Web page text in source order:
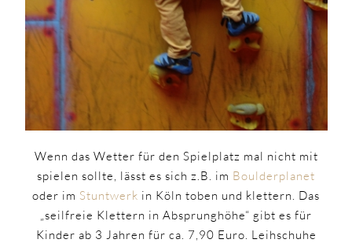
Wenn das Wetter für den Spielplatz mal nicht mit
spielen sollte, lässt es sich z.B. im Boulderplanet
oder im Stuntwerk in Köln toben und klettern. Das
„seilfreie Klettern in Absprunghöhe“ gibt es für
Kinder ab 3 Jahren für ca. 7,90 Euro. Leihschuhe